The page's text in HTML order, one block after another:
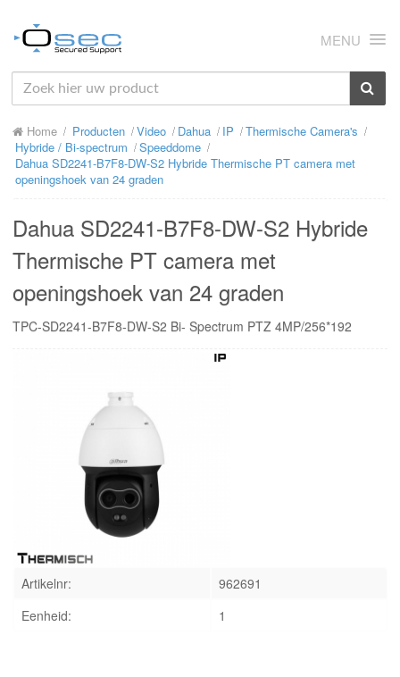
MENU
HOME
OVER ONS
NIEUWS
SUPPORT
RMA
MIJN OSEC
Home Producten Video Dahua IP
Thermische Camera's
Hybride / Bi-spectrum
Speeddome
Dahua SD2241-B7F8-DW-S2 Hybride Thermische PT camera met
openingshoek van 24 graden
Dahua SD2241-B7F8-DW-S2 Hybride
Thermische PT camera met
openingshoek van 24 graden
TPC-SD2241-B7F8-DW-S2 Bi- Spectrum PTZ 4MP/256*192
Artikelnr:
962691
Eenheid:
1